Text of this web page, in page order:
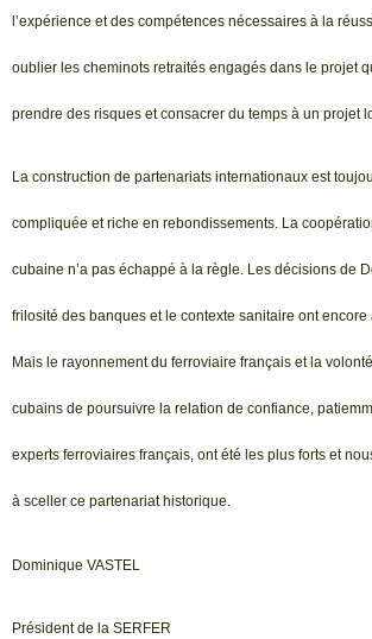
l’expérience et des compétences nécessaires à la
oublier les cheminots retraités engagés dans le projet
prendre des risques et consacrer du temps à un projet
La construction de partenariats internationaux est
compliquée et riche en rebondissements. La
cubaine n’a pas échappé à la règle. Les décisions de
frilosité des banques et le contexte sanitaire ont
Mais le rayonnement du ferroviaire français et la
cubains de poursuivre la relation de confiance,
experts ferroviaires français, ont été les plus forts et
à sceller ce partenariat historique.
Dominique VASTEL
Président de la SERFER